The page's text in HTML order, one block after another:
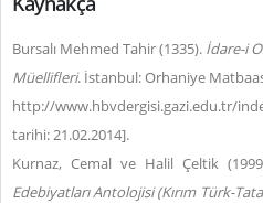
Bursalı Mehmed Tahir (1335). İdare-i
Müellifleri. İstanbul: Orhaniye
http://www.hbvdergisi.gazi.edu.tr/
tarihi: 21.02.2014].
Kurnaz, Cemal ve Halil Çeltik
Edebiyatları Antolojisi (Kırım Türk-